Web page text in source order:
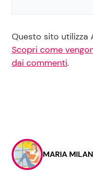
Questo sito utilizza
Scopri come
dai commenti.
MARIA